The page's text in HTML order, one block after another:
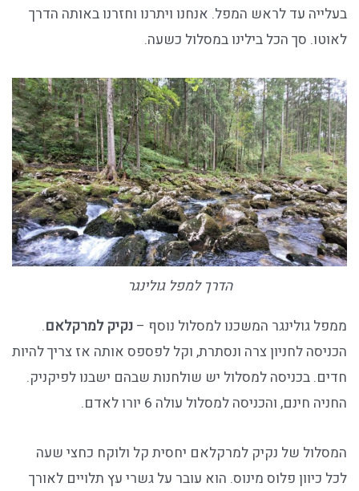
בעלייה עד לראש המפל. אנחנו ויתרנו וחזרנו באותה הדרך
לאוטו. סך הכל בילינו במסלול כשעה.
הדרך למפל גולינגר
ממפל גולינגר המשכנו למסלול נוסף – נקיק למרקלאם.
הכניסה לחניון צרה ונסתרת, וקל לפספס אותה אז צריך להיות
חדים. בכניסה למסלול יש שולחנות שבהם ישבנו לפיקניק.
החניה חינם, והכניסה למסלול עולה 6 יורו לאדם.
המסלול של נקיק למרקלאם יחסית קל ולוקח כחצי שעה
לכל כיוון פלוס מינוס. הוא עובר על גשרי עץ תלויים לאורך